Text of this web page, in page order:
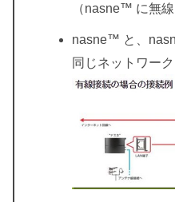
（nasne™ に無
nasne™ と、
同じネットワー